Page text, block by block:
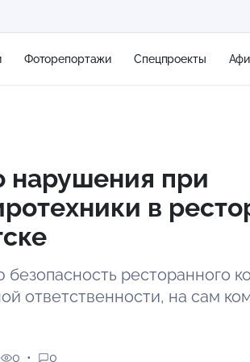
Фоторепортажи Спецпроекты
0 м/с
нарушения при
в
ресторанного
ответственности, на сам
0 0